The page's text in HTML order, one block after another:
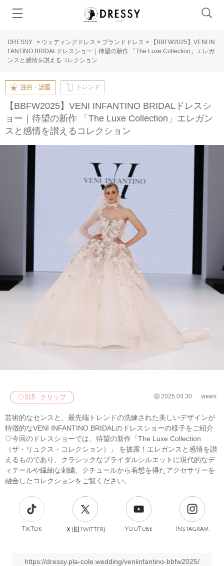
DRESSY > ウェディングドレス > ブランドドレス >
【BBFW2025】VENI IN
FANTINO BRIDALドレスショー｜待望の新作 「The Luxe Collection」エレガ
ンスと感情を讃えるコレクション
注目・話題 トレンド
【BBFW2025】VENI INFANTINO BRIDALドレスシ
ョー｜待望の新作 「The Luxe Collection」エレガン
スと感情を讃えるコレクション
♡315 クリップ 2025.04.30 views
芸術的なセンスと、最先端トレンドの洗練された美しいデザインが
特徴的なVENI INFANTINO BRIDALのドレスショーの様子をご紹介
♡今回のドレスショーでは、待望の新作「The Luxe Collection
（ザ・リュクス・コレクション）」 を披露！エレガンスと感情を讃
えるものであり、クラシックなブライダルシルエットに現代的なデ
ィテールや繊細な刺繍、クチュールから着想を得たアクセサリーを
融合したコレクションをご覧ください。
TikTok Ｘ(旧Twitter) YouTube Instagram
https://dressy.pla-cole.wedding/veniinfantino-bbfw2025/